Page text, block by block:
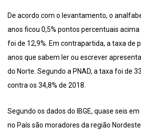
De acordo com o levantamento, o
anos ficou 0,5% pontos percentuais
foi de 12,9%. Em contrapartida, a taxa de
anos que sabem ler ou escrever
do Norte. Segundo a PNAD, a taxa foi de
contra os 34,8% de 2018.
Segundo os dados do IBGE, quase seis
no País são moradores da região